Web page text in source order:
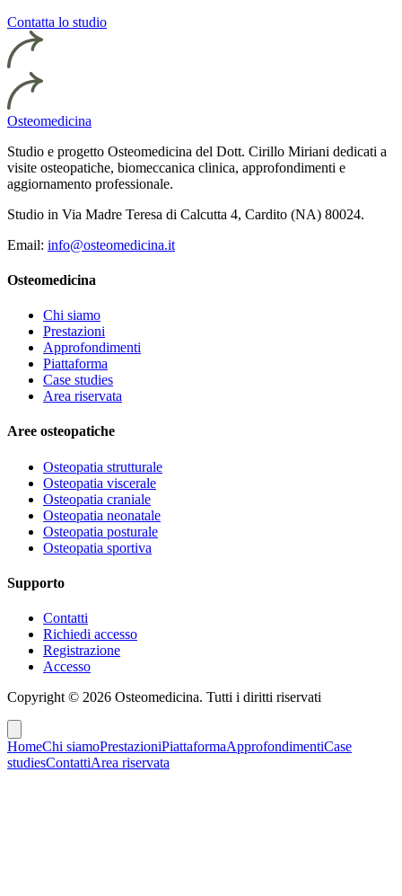
Contatta lo studio
Osteomedicina
Studio e progetto Osteomedicina del Dott. Cirillo Miriani dedicati a
visite osteopatiche, biomeccanica clinica, approfondimenti e
aggiornamento professionale.
Studio in Via Madre Teresa di Calcutta 4, Cardito (NA) 80024.
Email: info@osteomedicina.it
Osteomedicina
Chi siamo
Prestazioni
Approfondimenti
Piattaforma
Case studies
Area riservata
Aree osteopatiche
Osteopatia strutturale
Osteopatia viscerale
Osteopatia craniale
Osteopatia neonatale
Osteopatia posturale
Osteopatia sportiva
Supporto
Contatti
Richiedi accesso
Registrazione
Accesso
Copyright © 2026 Osteomedicina. Tutti i diritti riservati
HomeChi siamoPrestazioniPiattaformaApprofondimentiCase
studiesContattiArea riservata